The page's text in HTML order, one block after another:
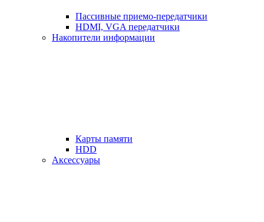
Пассивные приемо-передатчики
HDMI, VGA передатчики
Накопители информации
Карты памяти
HDD
Аксессуары